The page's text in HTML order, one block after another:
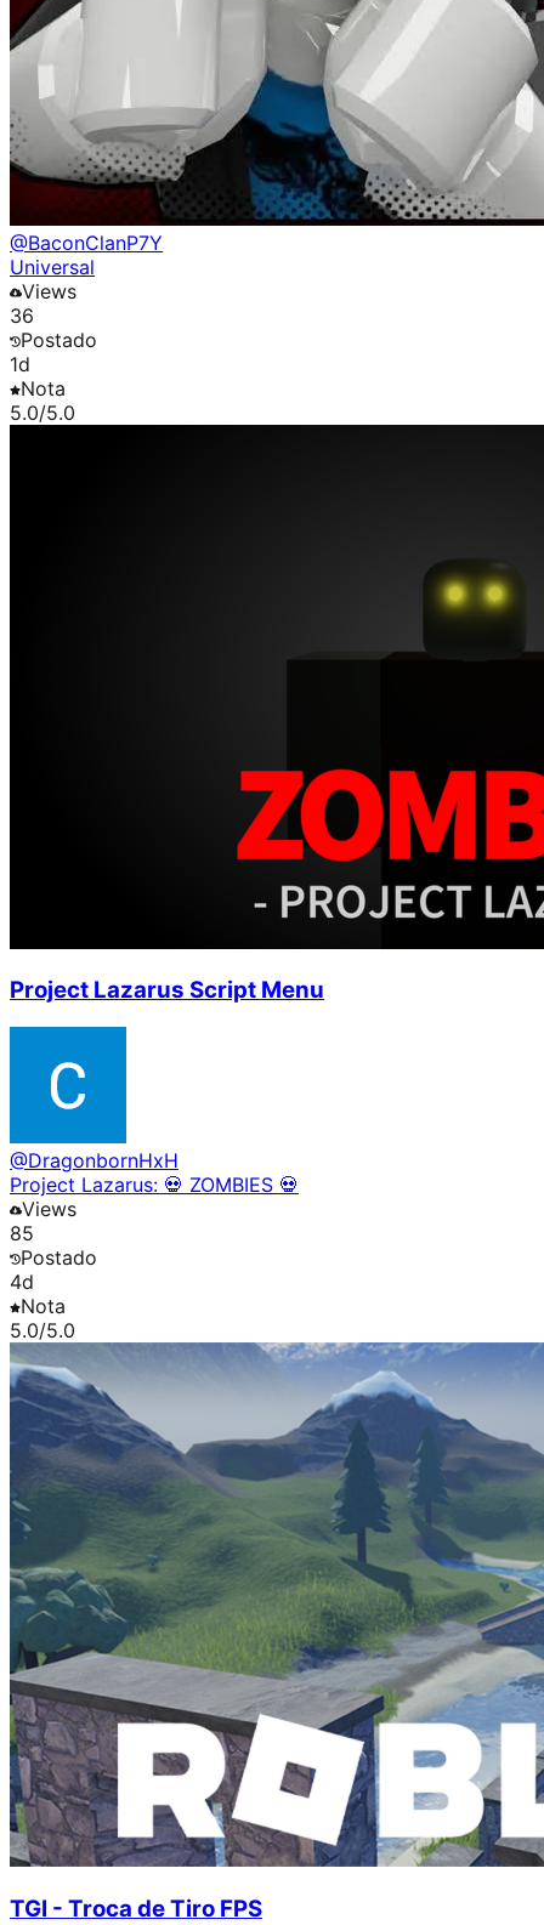
@BaconClanP7Y
Universal
Views
36
Postado
1d
Nota
5.0/5.0
Project Lazarus Script Menu
@DragonbornHxH
Project Lazarus: 💀 ZOMBIES 💀
Views
85
Postado
4d
Nota
5.0/5.0
TGI - Troca de Tiro FPS